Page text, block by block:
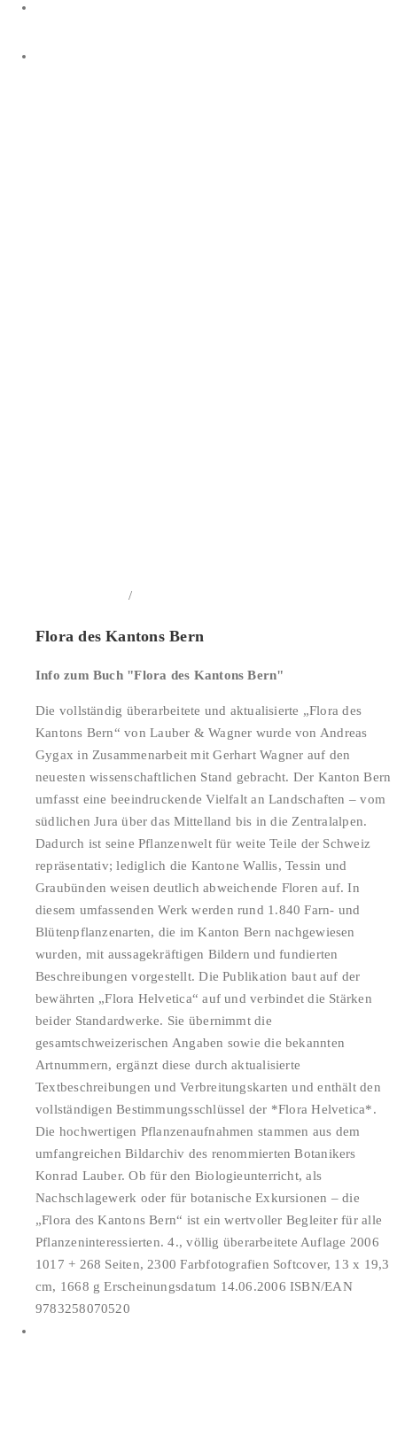
/
Flora des Kantons Bern
Info zum Buch "Flora des Kantons Bern"
Die vollständig überarbeitete und aktualisierte „Flora des
Kantons Bern“ von Lauber & Wagner wurde von Andreas
Gygax in Zusammenarbeit mit Gerhart Wagner auf den
neuesten wissenschaftlichen Stand gebracht. Der Kanton Bern
umfasst eine beeindruckende Vielfalt an Landschaften – vom
südlichen Jura über das Mittelland bis in die Zentralalpen.
Dadurch ist seine Pflanzenwelt für weite Teile der Schweiz
repräsentativ; lediglich die Kantone Wallis, Tessin und
Graubünden weisen deutlich abweichende Floren auf. In
diesem umfassenden Werk werden rund 1.840 Farn- und
Blütenpflanzenarten, die im Kanton Bern nachgewiesen
wurden, mit aussagekräftigen Bildern und fundierten
Beschreibungen vorgestellt. Die Publikation baut auf der
bewährten „Flora Helvetica“ auf und verbindet die Stärken
beider Standardwerke. Sie übernimmt die
gesamtschweizerischen Angaben sowie die bekannten
Artnummern, ergänzt diese durch aktualisierte
Textbeschreibungen und Verbreitungskarten und enthält den
vollständigen Bestimmungsschlüssel der *Flora Helvetica*.
Die hochwertigen Pflanzenaufnahmen stammen aus dem
umfangreichen Bildarchiv des renommierten Botanikers
Konrad Lauber. Ob für den Biologieunterricht, als
Nachschlagewerk oder für botanische Exkursionen – die
„Flora des Kantons Bern“ ist ein wertvoller Begleiter für alle
Pflanzeninteressierten. 4., völlig überarbeitete Auflage 2006
1017 + 268 Seiten, 2300 Farbfotografien Softcover, 13 x 19,3
cm, 1668 g Erscheinungsdatum 14.06.2006 ISBN/EAN
9783258070520